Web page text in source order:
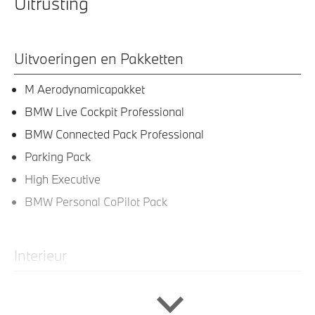
Uitvoeringen en Pakketten
M Aerodynamicapakket
BMW Live Cockpit Professional
BMW Connected Pack Professional
Parking Pack
High Executive
BMW Personal CoPilot Pack
Interieur